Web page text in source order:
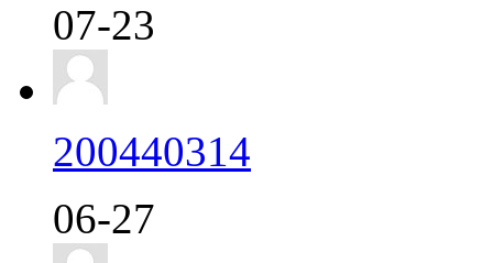
07-23
200440314
06-27